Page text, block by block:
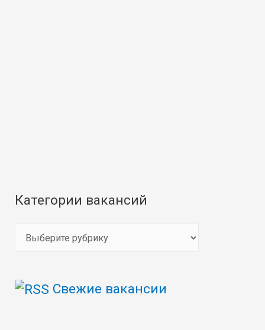
Категории вакансий
е
Свежие вакансии